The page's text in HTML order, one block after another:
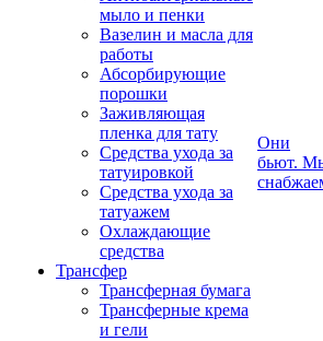
мыло и пенки
Вазелин и масла для
работы
Абсорбирующие
порошки
Заживляющая
пленка для тату
Средства ухода за
татуировкой
Средства ухода за
татуажем
Охлаждающие
средства
Трансфер
Трансферная бумага
Трансферные крема
и гели
Они
бьют.